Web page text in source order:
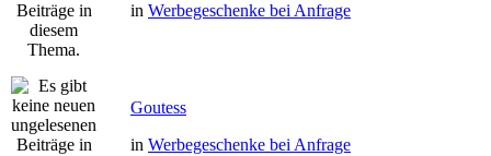
in Werbegeschenke bei Anfrage
Goutess
in Werbegeschenke bei Anfrage